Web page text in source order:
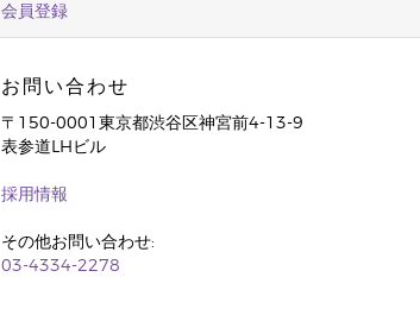
会員登録
お問い合わせ
〒150-0001東京都渋谷区神宮前4-13-9
表参道LHビル
採用情報
その他お問い合わせ:
03-4334-2278